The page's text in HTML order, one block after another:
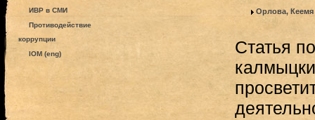
ИВР в СМИ
Противодействие
коррупции
IOM (eng)
Орлова,
Статья